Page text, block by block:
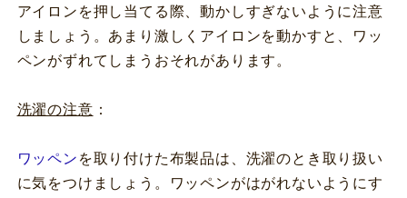
アイロンを押し当てる際、動かしすぎないように注意
しましょう。あまり激しくアイロンを動かすと、ワッ
ペンがずれてしまうおそれがあります。
洗濯の注意 ：
ワッペン を取り付けた布製品は、洗濯のとき取り扱い
に気をつけましょう。ワッペンがはがれないようにす